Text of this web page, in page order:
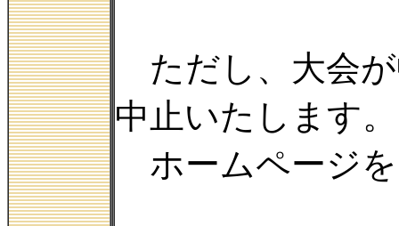
ただし、大会が
中止いたします。
ホームページ